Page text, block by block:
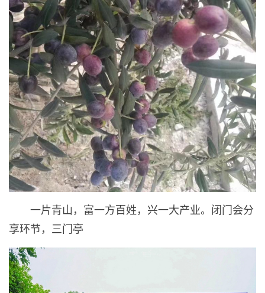
一片青山，富一方百姓，兴一大产业。闭门会分
享环节，三门亭